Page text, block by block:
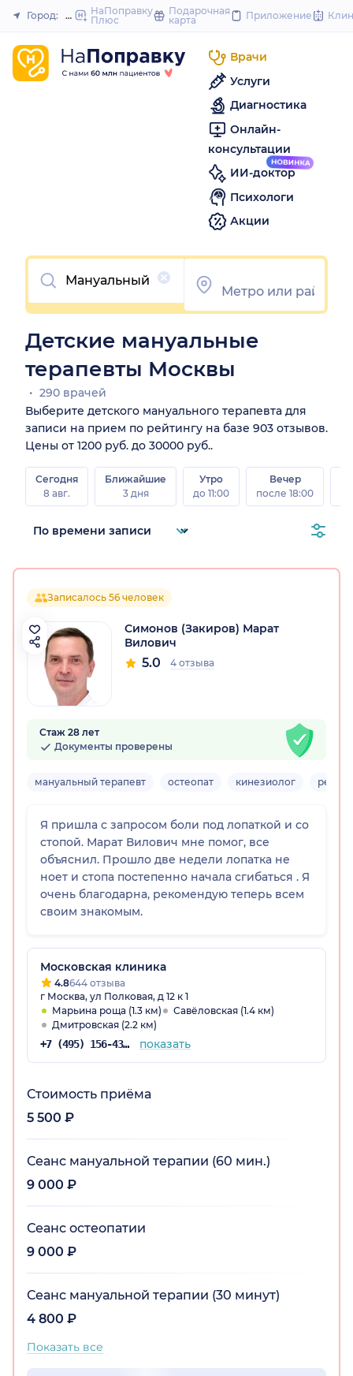
to
Закрыть
Город: МоскваНаПоправку
Плюс
Подарочная
карта
Приложение
Врачи
Услуги
Диагностика
Онлайн-
консультации
ИИ-доктор
Психологи
Акции
Очистить
Детские мануальные
терапевты Москвы
290 врачей
Выберите детского мануального терапевта для
записи на прием по рейтингу на базе 903 отзывов.
Цены от 1200 руб. до 30000 руб..
Сегодня
8 авг.
Ближайшие
3 дня
Утро
до 11:00
Вечер
после 18:00
Записалось 56 человек
Симонов (Закиров) Марат
Вилович
5.0 4 отзыва
Стаж 28 лет
Документы проверены
мануальный терапевт остеопат кинезиолог
Я пришла с запросом боли под лопаткой и со
стопой. Марат Вилович мне помог, все
объяснил. Прошло две недели лопатка не
ноет и стопа постепенно начала сгибаться . Я
очень благодарна, рекомендую теперь всем
своим знакомым.
Московская клиника
4.8644 отзыва
г Москва, ул Полковая, д 12 к 1
Марьина роща (1.3 км)
Савёловская (1.4 км)
Дмитровская (2.2 км)
+7 (495) 156-43-19 показать
Стоимость приёма
5 500 ₽
Сеанс мануальной терапии (60 мин.)
9 000 ₽
Сеанс остеопатии
9 000 ₽
Сеанс мануальной терапии (30 минут)
4 800 ₽
Показать все